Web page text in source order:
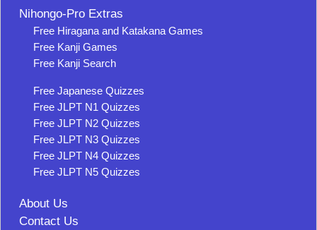
Nihongo-Pro Extras
Free Hiragana and Katakana Games
Free Kanji Games
Free Kanji Search
Free Japanese Quizzes
Free JLPT N1 Quizzes
Free JLPT N2 Quizzes
Free JLPT N3 Quizzes
Free JLPT N4 Quizzes
Free JLPT N5 Quizzes
About Us
Contact Us